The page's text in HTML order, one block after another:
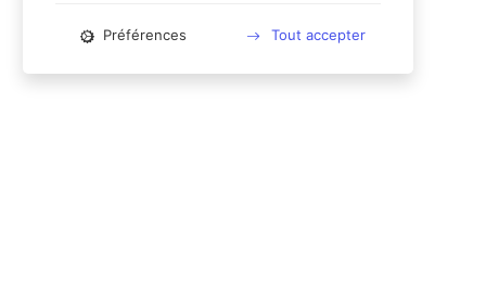
Préférences Tout accepter